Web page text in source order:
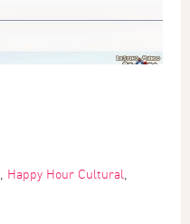
, Happy Hour Cultural,